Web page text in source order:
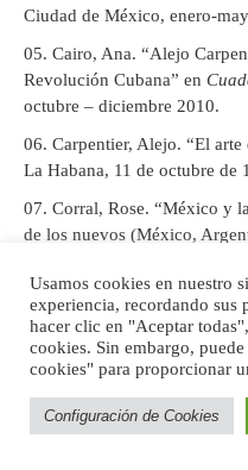
Ciudad de México, enero-
Cairo, Ana. “Alejo
Revolución Cubana” en
octubre – diciembre 2010.
Carpentier, Alejo. “El
La Habana, 11 de octubre de
Corral, Rose. “México y
de los nuevos (México,
el Río de la Plata en la
Corral, Anthony Stanton y
de México, 2018.
Atl. “Cuando la cubierta
Ediciones Botas”, enMéxico
carteles, 1920-1950.
Ed. por
Usamos cookies en nuestro
experiencia, recordando sus
hacer clic en "Aceptar
cookies. Sin embargo,
cookies" para proporcionar
Configuración de Cookies